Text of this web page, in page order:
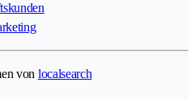
von localsearch